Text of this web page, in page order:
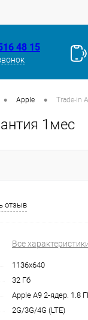
48 15
• Apple • Trade-in
1мес
отзыв
Все
1136x640
32 Гб
Apple A9 2-ядер. 1.8
2G/3G/4G (LTE)